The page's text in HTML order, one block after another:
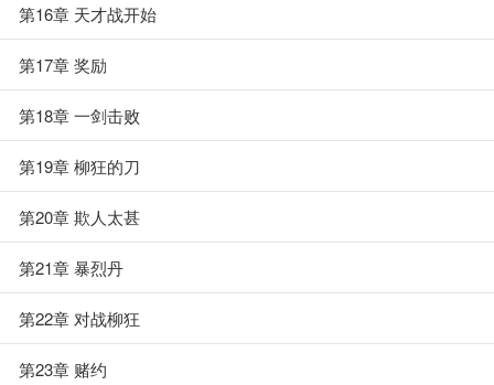
第16章 天才战开始
第17章 奖励
第18章 一剑击败
第19章 柳狂的刀
第20章 欺人太甚
第21章 暴烈丹
第22章 对战柳狂
第23章 赌约